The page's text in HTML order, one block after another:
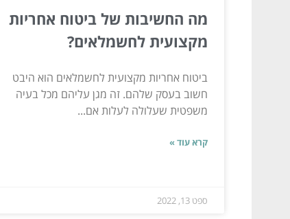
מה החשיבות של ביטוח אחריות
מקצועית לחשמלאים?
ביטוח אחריות מקצועית לחשמלאים הוא היבט
חשוב בעסק שלהם. זה מגן עליהם מכל בעיה
משפטית שעלולה לעלות אם...
קרא עוד »
ספט 13, 2022